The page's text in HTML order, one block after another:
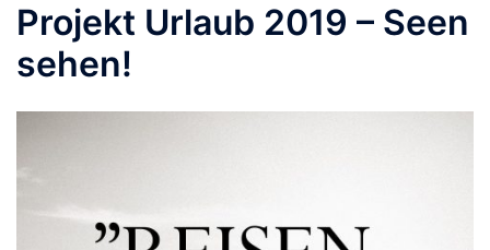
Projekt Urlaub 2019 – Seen
sehen!